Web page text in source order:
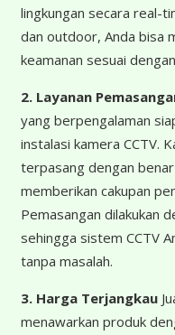
lingkungan secara real-
dan outdoor, Anda bisa
keamanan sesuai
2. Layanan
yang berpengalaman
instalasi kamera CCTV.
terpasang dengan
memberikan cakupan
Pemasangan dilakukan
sehingga sistem CCTV
tanpa masalah.
3. Harga Terjangkau
menawarkan produk